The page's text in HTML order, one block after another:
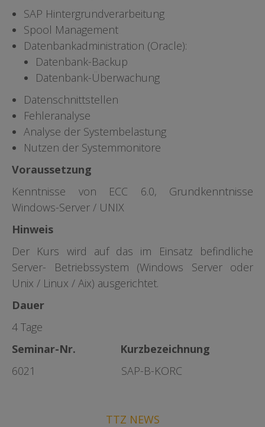
SAP Hintergrundverarbeitung
Spool Management
Datenbankadministration (Oracle):
Datenbank-Backup
Datenbank-Überwachung
Datenschnittstellen
Fehleranalyse
Analyse der Systembelastung
Nutzen der Systemmonitore
Voraussetzung
Kenntnisse von ECC 6.0, Grundkenntnisse
Windows-Server / UNIX
Hinweis
Der Kurs wird auf das im Einsatz befindliche
Server- Betriebssystem (Windows Server oder
Unix / Linux / Aix) ausgerichtet.
Dauer
4 Tage
Seminar-Nr. Kurzbezeichnung
6021 SAP-B-KORC
TTZ NEWS